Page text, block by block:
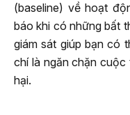
(baseline) về hoạt
báo khi có những bất
giám sát giúp bạn có
chí là ngăn chặn
hại.